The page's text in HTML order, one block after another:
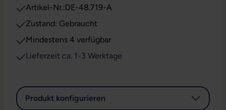
Artikel-Nr.:DE-48.719-A
Zustand: Gebraucht
Mindestens 4 verfügbar
Lieferzeit ca. 1-3 Werktage
Produkt konfigurieren